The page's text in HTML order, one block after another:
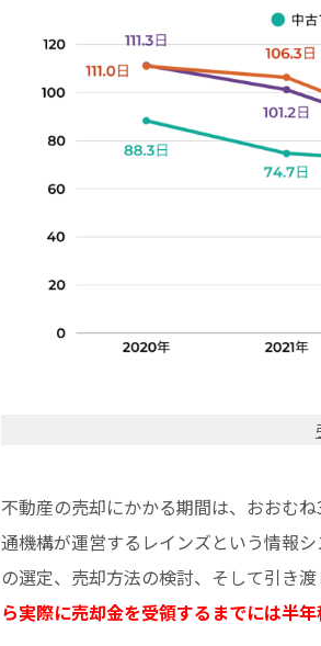
不動産の売却にかかる期間は、おおむ
通機構が運営するレインズという情報
の選定、売却方法の検討、そして引き
ら実際に売却金を受領するまでには半